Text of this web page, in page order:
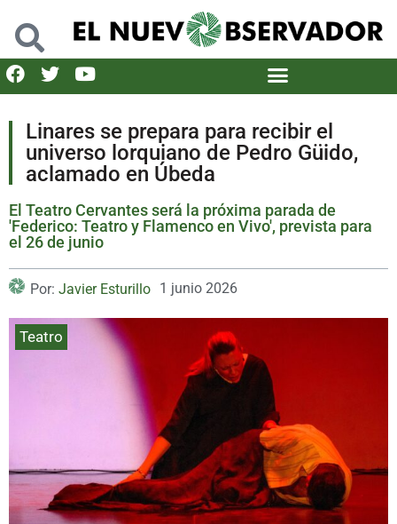
Linares se prepara para recibir el
universo lorquiano de Pedro Güido,
aclamado en Úbeda
El Teatro Cervantes será la próxima parada de
'Federico: Teatro y Flamenco en Vivo', prevista para
el 26 de junio
Por: Javier Esturillo 1 junio 2026
Teatro